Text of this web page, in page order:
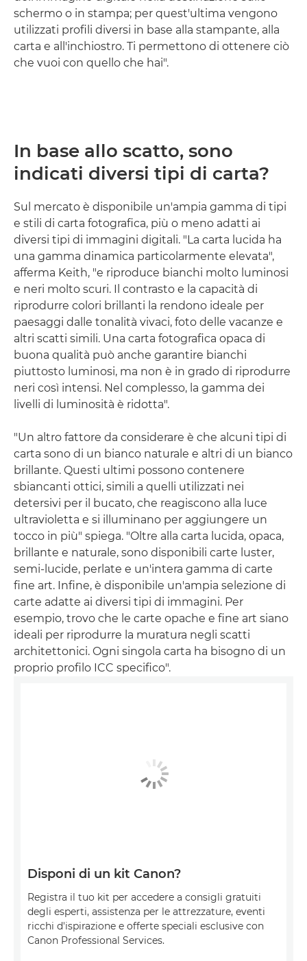
schermo o in stampa; per quest'ultima vengono
utilizzati profili diversi in base alla stampante, alla
carta e all'inchiostro. Ti permettono di ottenere ciò
che vuoi con quello che hai".
In base allo scatto, sono
indicati diversi tipi di carta?
Sul mercato è disponibile un'ampia gamma di tipi
e stili di carta fotografica, più o meno adatti ai
diversi tipi di immagini digitali. "La carta lucida ha
una gamma dinamica particolarmente elevata",
afferma Keith, "e riproduce bianchi molto luminosi
e neri molto scuri. Il contrasto e la capacità di
riprodurre colori brillanti la rendono ideale per
paesaggi dalle tonalità vivaci, foto delle vacanze e
altri scatti simili. Una carta fotografica opaca di
buona qualità può anche garantire bianchi
piuttosto luminosi, ma non è in grado di riprodurre
neri così intensi. Nel complesso, la gamma dei
livelli di luminosità è ridotta".
"Un altro fattore da considerare è che alcuni tipi di
carta sono di un bianco naturale e altri di un bianco
brillante. Questi ultimi possono contenere
sbiancanti ottici, simili a quelli utilizzati nei
detersivi per il bucato, che reagiscono alla luce
ultravioletta e si illuminano per aggiungere un
tocco in più" spiega. "Oltre alla carta lucida, opaca,
brillante e naturale, sono disponibili carte luster,
semi-lucide, perlate e un'intera gamma di carte
fine art. Infine, è disponibile un'ampia selezione di
carte adatte ai diversi tipi di immagini. Per
esempio, trovo che le carte opache e fine art siano
ideali per riprodurre la muratura negli scatti
architettonici. Ogni singola carta ha bisogno di un
proprio profilo ICC specifico".
Disponi di un kit Canon?
Registra il tuo kit per accedere a consigli gratuiti
degli esperti, assistenza per le attrezzature, eventi
ricchi d'ispirazione e offerte speciali esclusive con
Canon Professional Services.